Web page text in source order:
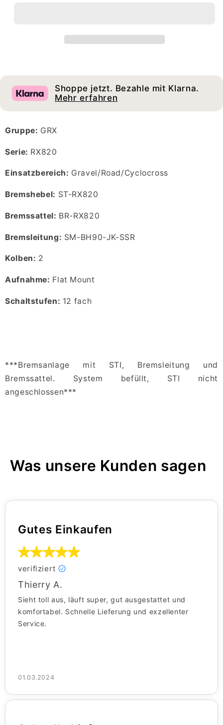
GRX
Shoppe jetzt. Bezahle mit Klarna.
Mehr erfahren
Gruppe: GRX
Serie: RX820
Einsatzbereich: Gravel/Road/Cyclocross
Bremshebel: ST-RX820
Bremssattel: BR-RX820
Bremsleitung: SM-BH90-JK-SSR
Kolben: 2
Aufnahme: Flat Mount
Schaltstufen: 12 fach
***Bremsanlage mit STI, Bremsleitung und
Bremssattel. System befüllt, STI nicht
angeschlossen***
Was unsere Kunden sagen
Gutes Einkaufen
verifiziert
Thierry A.
Sieht toll aus, läuft super, gut ausgestattet und
komfortabel. Schnelle Lieferung und exzellenter
Service.
01.03.2024